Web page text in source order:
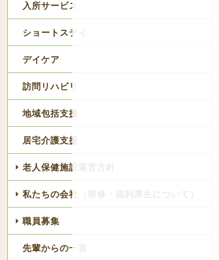
入所サービス
ショートステイ
デイケア
訪問リハビリ
地域包括支援
居宅介護支援
老人保健施設運営方針
私たちの会社（研修・福利厚生について）
職員募集
先輩からの一言